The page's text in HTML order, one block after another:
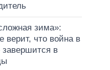
зима»:
верит, что война в
завершится в